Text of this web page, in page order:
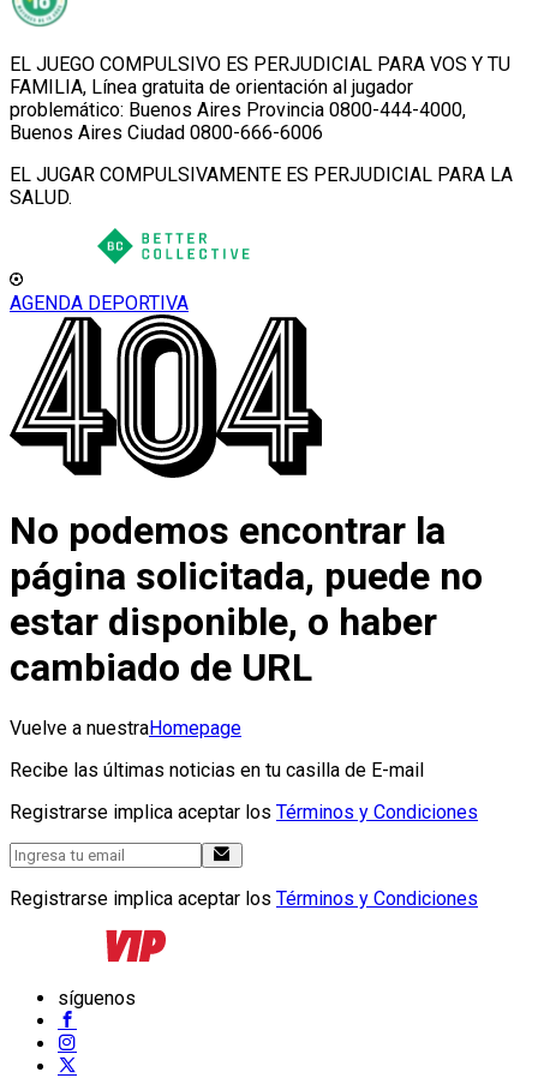
EL JUEGO COMPULSIVO ES PERJUDICIAL PARA VOS Y TU
FAMILIA, Línea gratuita de orientación al jugador
problemático: Buenos Aires Provincia 0800-444-4000,
Buenos Aires Ciudad 0800-666-6006
EL JUGAR COMPULSIVAMENTE ES PERJUDICIAL PARA LA
SALUD.
AGENDA DEPORTIVA
No podemos encontrar la
página solicitada, puede no
estar disponible, o haber
cambiado de URL
Vuelve a nuestraHomepage
Recibe las últimas noticias en tu casilla de E-mail
Registrarse implica aceptar los Términos y Condiciones
Registrarse implica aceptar los Términos y Condiciones
síguenos